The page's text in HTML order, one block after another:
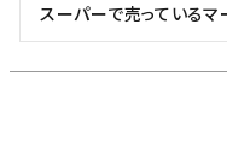
スーパーで売っている